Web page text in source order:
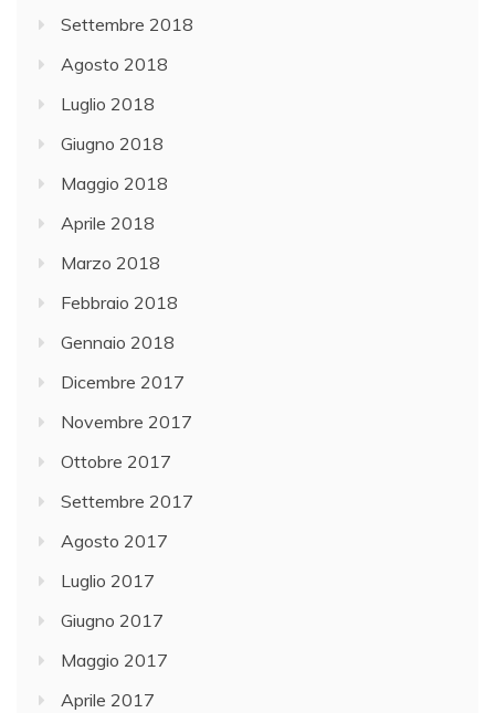
Settembre 2018
Agosto 2018
Luglio 2018
Giugno 2018
Maggio 2018
Aprile 2018
Marzo 2018
Febbraio 2018
Gennaio 2018
Dicembre 2017
Novembre 2017
Ottobre 2017
Settembre 2017
Agosto 2017
Luglio 2017
Giugno 2017
Maggio 2017
Aprile 2017